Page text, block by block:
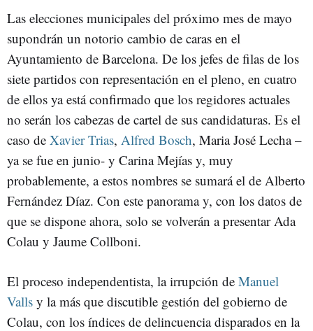
MANUEL VALLS
Las elecciones municipales del próximo mes de mayo
supondrán un notorio cambio de caras en el
Ayuntamiento de Barcelona. De los jefes de filas de los
siete partidos con representación en el pleno, en cuatro
de ellos ya está confirmado que los regidores actuales
no serán los cabezas de cartel de sus candidaturas. Es el
caso de Xavier Trias, Alfred Bosch, Maria José Lecha –
ya se fue en junio- y Carina Mejías y, muy
probablemente, a estos nombres se sumará el de Alberto
Fernández Díaz. Con este panorama y, con los datos de
que se dispone ahora, solo se volverán a presentar Ada
Colau y Jaume Collboni.
El proceso independentista, la irrupción de Manuel
Valls y la más que discutible gestión del gobierno de
Colau, con los índices de delincuencia disparados en la